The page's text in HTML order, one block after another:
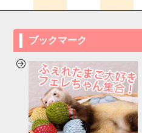
ブックマーク